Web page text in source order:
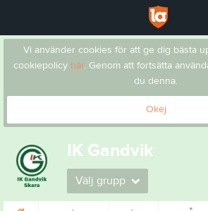
Vi använder cookies för att ge dig bästa
cookiepolicy här. Genom att fortsätta
du denna.
Okej
IK Gandvik
Välj grupp